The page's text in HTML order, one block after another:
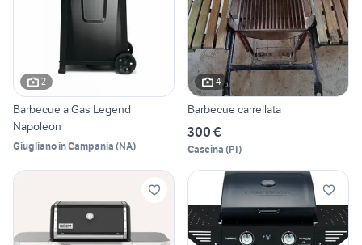
2
Barbecue a Gas Legend
Napoleon
Giugliano in Campania (NA)
4
Barbecue carrellata
300 €
Cascina (PI)